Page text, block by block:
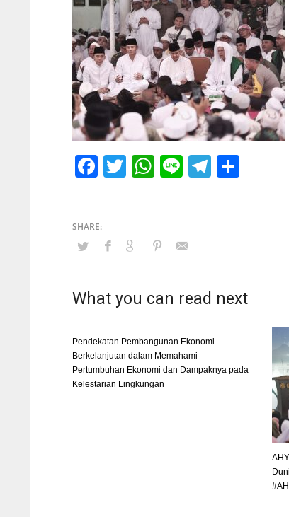
Facebook
Twitter
WhatsApp
Line
What you can read next
Pendekatan Pembangunan Ekonomi
Berkelanjutan dalam Memahami
Pertumbuhan Ekonomi dan Dampaknya pada
Kelestarian Lingkungan